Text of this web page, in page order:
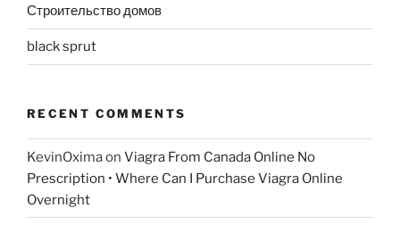
Строительство домов
black sprut
RECENT COMMENTS
KevinOximaon Viagra From Canada Online No
Prescription • Where Can I Purchase Viagra Online
Overnight